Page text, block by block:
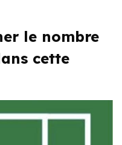
le nombre
cette